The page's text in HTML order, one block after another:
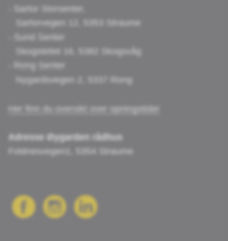
- Sartor Storsenter,
Sartorvegen 12, 5353 Straume
- Sund Senter
Skogsleitet 16, 5382 Skogsvåg
- Rong Senter
Nygardsvegen 2, 5337 Rong
Her finn du oversikt over opningstider
Adresse Øygarden rådhus
Foldnesvegen1, 5354 Straume